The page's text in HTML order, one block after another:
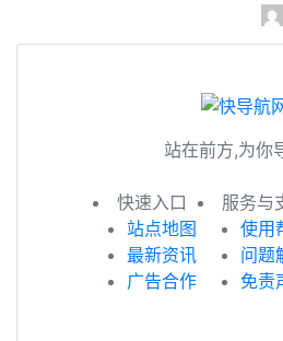
站在前方,为你
快速入口
站点地图
最新资讯
广告合作
服务与
使用
问题
免责